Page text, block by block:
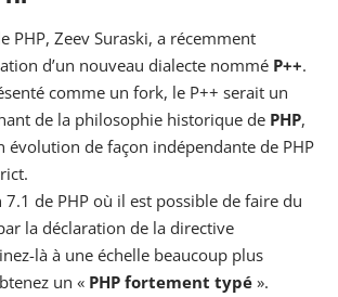
PHP, Zeev Suraski, a récemment
d’un nouveau dialecte nommé P++.
comme un fork, le P++ serait un
de la philosophie historique de PHP,
évolution de façon indépendante de PHP
7.1 de PHP où il est possible de faire du
la déclaration de la directive
là à une échelle beaucoup plus
un « PHP fortement typé ».